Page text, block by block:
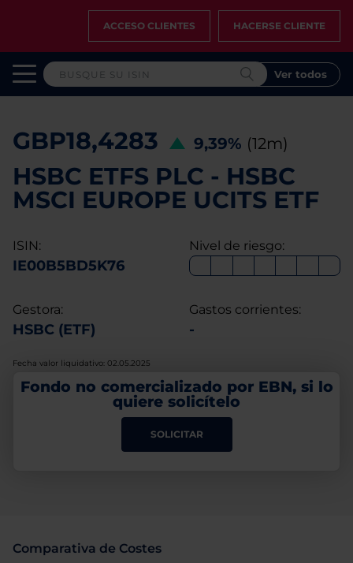
ACCESO CLIENTES HACERSE CLIENTE
Ver todos
GBP18,4283 9,39% (12m)
HSBC ETFS PLC - HSBC
MSCI EUROPE UCITS ETF
ISIN:
IE00B5BD5K76
Nivel de riesgo:
Gestora:
HSBC (ETF)
Gastos corrientes:
-
Fecha valor liquidativo: 02.05.2025
Fondo no comercializado por EBN, si lo
quiere solicítelo
SOLICITAR
Comparativa de Costes